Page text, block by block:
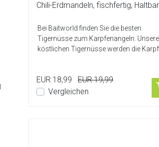
Chili-Erdmandeln, fischfertig,
Bei Baitworld finden Sie die besten
Tigernüsse zum Karpfenangeln. Unsere
köstlichen Tigernüsse werden die
EUR 18,99
EUR 19,99
Vergleichen